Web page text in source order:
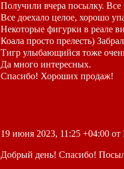
Получили вчера посылку. Все
Все доехало целое, хорошо
Некоторые фигурки в реале
Коала просто прелесть)
Тигр улыбающийся тоже
Да много интересных.
Спасибо! Хороших продаж!
19 июня 2023, 11:25 +04:00
Добрый день! Спасибо!